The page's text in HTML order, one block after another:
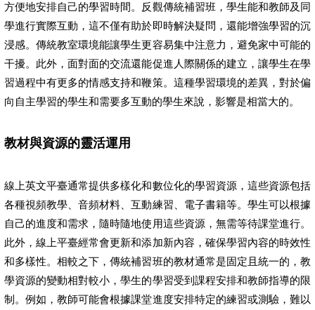
方便地安排自己的學習時間。反觀傳統補習班，學生能和教師及同
學進行實際互動，這不僅有助於即時解決疑問，還能增強學習的沉
浸感。傳統教室環境能讓學生更容易集中注意力，避免家中可能的
干擾。此外，面對面的交流還能促進人際關係的建立，讓學生在學
習過程中有更多的情感支持和鞭策。這種學習環境的差異，對於偏
向自主學習的學生和需要多互動的學生來說，影響是相當大的。
教材與資源的靈活運用
線上英文平臺通常提供多樣化和數位化的學習資源，這些資源包括
各種視頻教學、音頻材料、互動練習、電子書籍等。學生可以根據
自己的進度和需求，隨時隨地使用這些資源，無需等待課堂進行。
此外，線上平臺經常會更新和添加新內容，確保學習內容的時效性
和多樣性。相較之下，傳統補習班的教材通常是固定且統一的，教
學資源的變動相對較小，學生的學習受到課程安排和教師指導的限
制。例如，教師可能會根據課堂進度安排特定的練習或測驗，難以